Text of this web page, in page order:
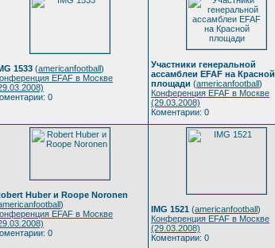
1533 (americanfootball)
EFAF в Москве
0
Участники генеральной
ассамблеи EFAF на Красной
площади (americanfootball)
Конференция EFAF в Москве
(29.03.2008)
Коментарии: 0
Huber и Roope Noronen
)
EFAF в Москве
0
IMG 1521 (americanfootball)
Конференция EFAF в Москве
(29.03.2008)
Коментарии: 0